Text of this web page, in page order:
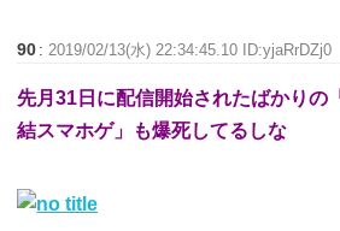
90 : 2019/02/13(水) 22:34:45.10 ID:yjaRrDZj0
先月31日に配信開始されたばかりの
結スマホゲ」も爆死してるしな